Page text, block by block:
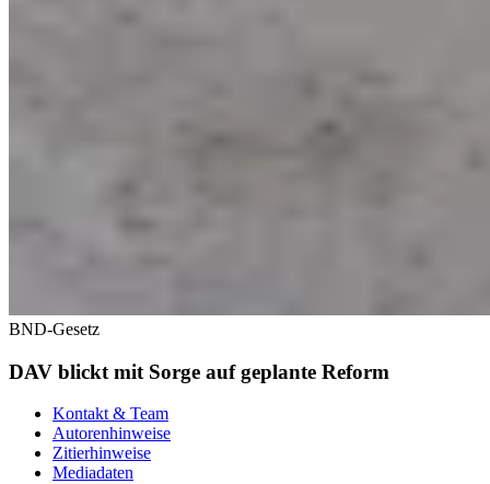
BND-Gesetz
DAV blickt mit Sorge auf geplante Reform
Kontakt & Team
Autorenhinweise
Zitierhinweise
Mediadaten